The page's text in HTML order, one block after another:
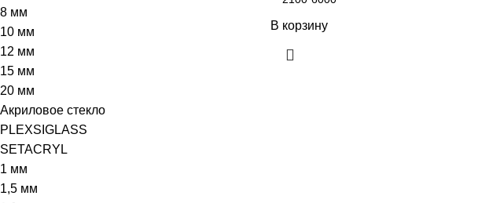
8 мм
10 мм
12 мм
15 мм
20 мм
Акриловое стекло
PLEXSIGLASS
SETACRYL
1 мм
1,5 мм
В корзину